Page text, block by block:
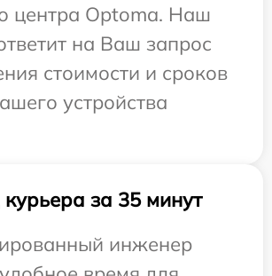
центра Optoma. Наш
на Ваш запрос
стоимости и сроков
устройства
за 35 минут
инженер